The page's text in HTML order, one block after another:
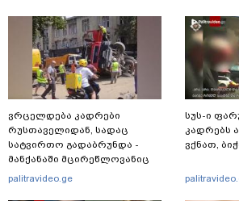
ვრცელდება კადრები
რუსთაველიდან, სადაც
სატვირთო გადაბრუნდა -
მანქანაში მცირეწლოვანიც
იმყოფებოდა
palitravideo.ge
სუს-ი
კადრებს
ვქნათ,